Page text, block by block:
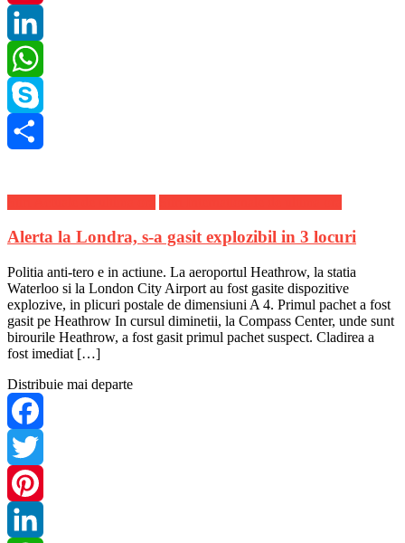
Pinterest
LinkedIn
WhatsApp
Skype
Alerta la Londra, s-a gasit explozibil in 3 locuri
Politia anti-tero e in actiune. La aeroportul Heathrow, la statia
Waterloo si la London City Airport au fost gasite dispozitive
explozive, in plicuri postale de dimensiuni A 4. Primul pachet a fost
gasit pe Heathrow In cursul diminetii, la Compass Center, unde sunt
birourile Heathrow, a fost gasit primul pachet suspect. Cladirea a
fost imediat […]
Distribuie mai departe
Facebook
Twitter
Pinterest